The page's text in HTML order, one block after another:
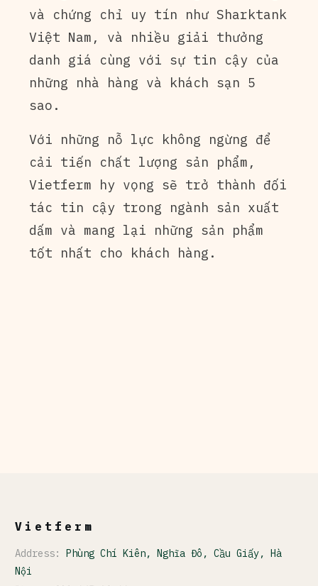
và chứng chỉ uy tín như Sharktank
Việt Nam, và nhiều giải thưởng
danh giá cùng với sự tin cậy của
những nhà hàng và khách sạn 5
sao.
Với những nỗ lực không ngừng để
cải tiến chất lượng sản phẩm,
Vietferm hy vọng sẽ trở thành đối
tác tin cậy trong ngành sản xuất
dấm và mang lại những sản phẩm
tốt nhất cho khách hàng.
Vietferm
Address: Phùng Chí Kiên, Nghĩa Đô, Cầu Giấy, Hà
Nội